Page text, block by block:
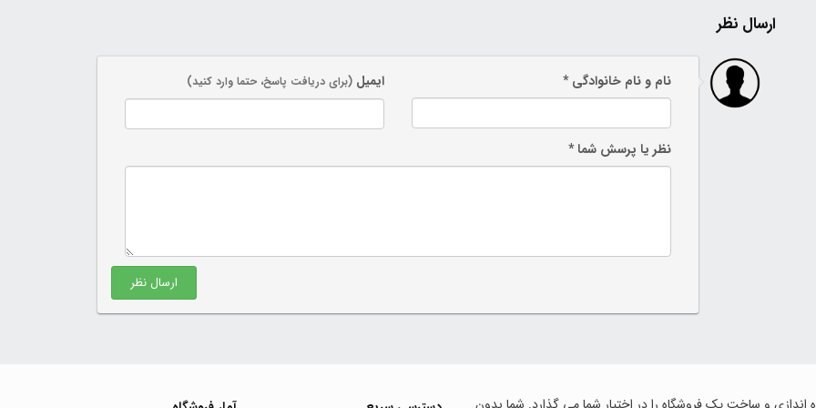
ارسال نظر
نام و نام خانوادگی * ایمیل (برای دریافت پاسخ، حتما وارد کنید)
نظر یا پرسش شما *
ارسال نظر